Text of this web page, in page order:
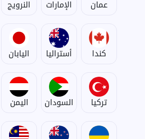
عمان الإمارات النرويج
كندا أستراليا اليابان
تركيا السودان اليمن